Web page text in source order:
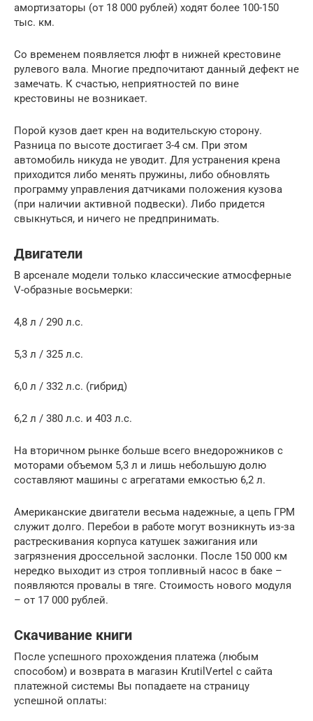
амортизаторы (от 18 000 рублей) ходят более 100-150
тыс. км.
Со временем появляется люфт в нижней крестовине
рулевого вала. Многие предпочитают данный дефект не
замечать. К счастью, неприятностей по вине
крестовины не возникает.
Порой кузов дает крен на водительскую сторону.
Разница по высоте достигает 3-4 см. При этом
автомобиль никуда не уводит. Для устранения крена
приходится либо менять пружины, либо обновлять
программу управления датчиками положения кузова
(при наличии активной подвески). Либо придется
свыкнуться, и ничего не предпринимать.
Двигатели
В арсенале модели только классические атмосферные
V-образные восьмерки:
4,8 л / 290 л.с.
5,3 л / 325 л.с.
6,0 л / 332 л.с. (гибрид)
6,2 л / 380 л.с. и 403 л.с.
На вторичном рынке больше всего внедорожников с
моторами объемом 5,3 л и лишь небольшую долю
составляют машины с агрегатами емкостью 6,2 л.
Американские двигатели весьма надежные, а цепь ГРМ
служит долго. Перебои в работе могут возникнуть из-за
растрескивания корпуса катушек зажигания или
загрязнения дроссельной заслонки. После 150 000 км
нередко выходит из строя топливный насос в баке –
появляются провалы в тяге. Стоимость нового модуля
– от 17 000 рублей.
Скачивание книги
После успешного прохождения платежа (любым
способом) и возврата в магазин KrutilVertel с сайта
платежной системы Вы попадаете на страницу
успешной оплаты: